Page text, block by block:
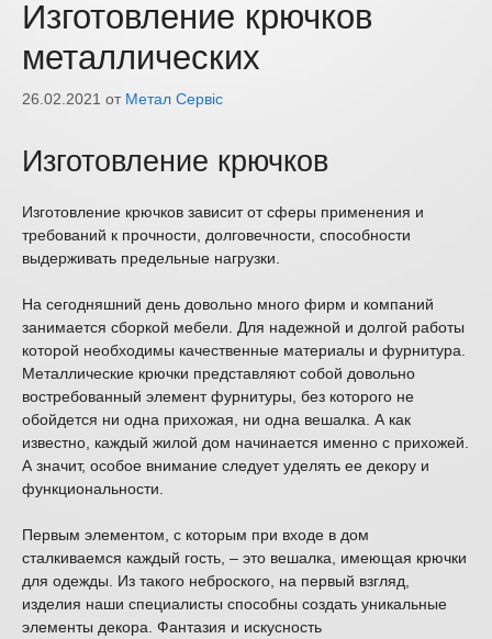
Изготовление крючков
металлических
26.02.2021 от Метал Сервіс
Изготовление крючков
Изготовление крючков зависит от сферы применения и
требований к прочности, долговечности, способности
выдерживать предельные нагрузки.
На сегодняшний день довольно много фирм и компаний
занимается сборкой мебели. Для надежной и долгой работы
которой необходимы качественные материалы и фурнитура.
Металлические крючки представляют собой довольно
востребованный элемент фурнитуры, без которого не
обойдется ни одна прихожая, ни одна вешалка. А как
известно, каждый жилой дом начинается именно с прихожей.
А значит, особое внимание следует уделять ее декору и
функциональности.
Первым элементом, с которым при входе в дом
сталкиваемся каждый гость, – это вешалка, имеющая крючки
для одежды. Из такого неброского, на первый взгляд,
изделия наши специалисты способны создать уникальные
элементы декора. Фантазия и искусность